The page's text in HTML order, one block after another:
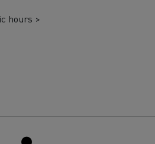
hours >